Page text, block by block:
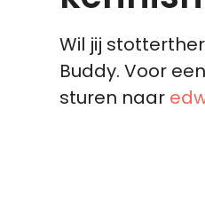
Wil jij
Buddy. Voor
sturen naar